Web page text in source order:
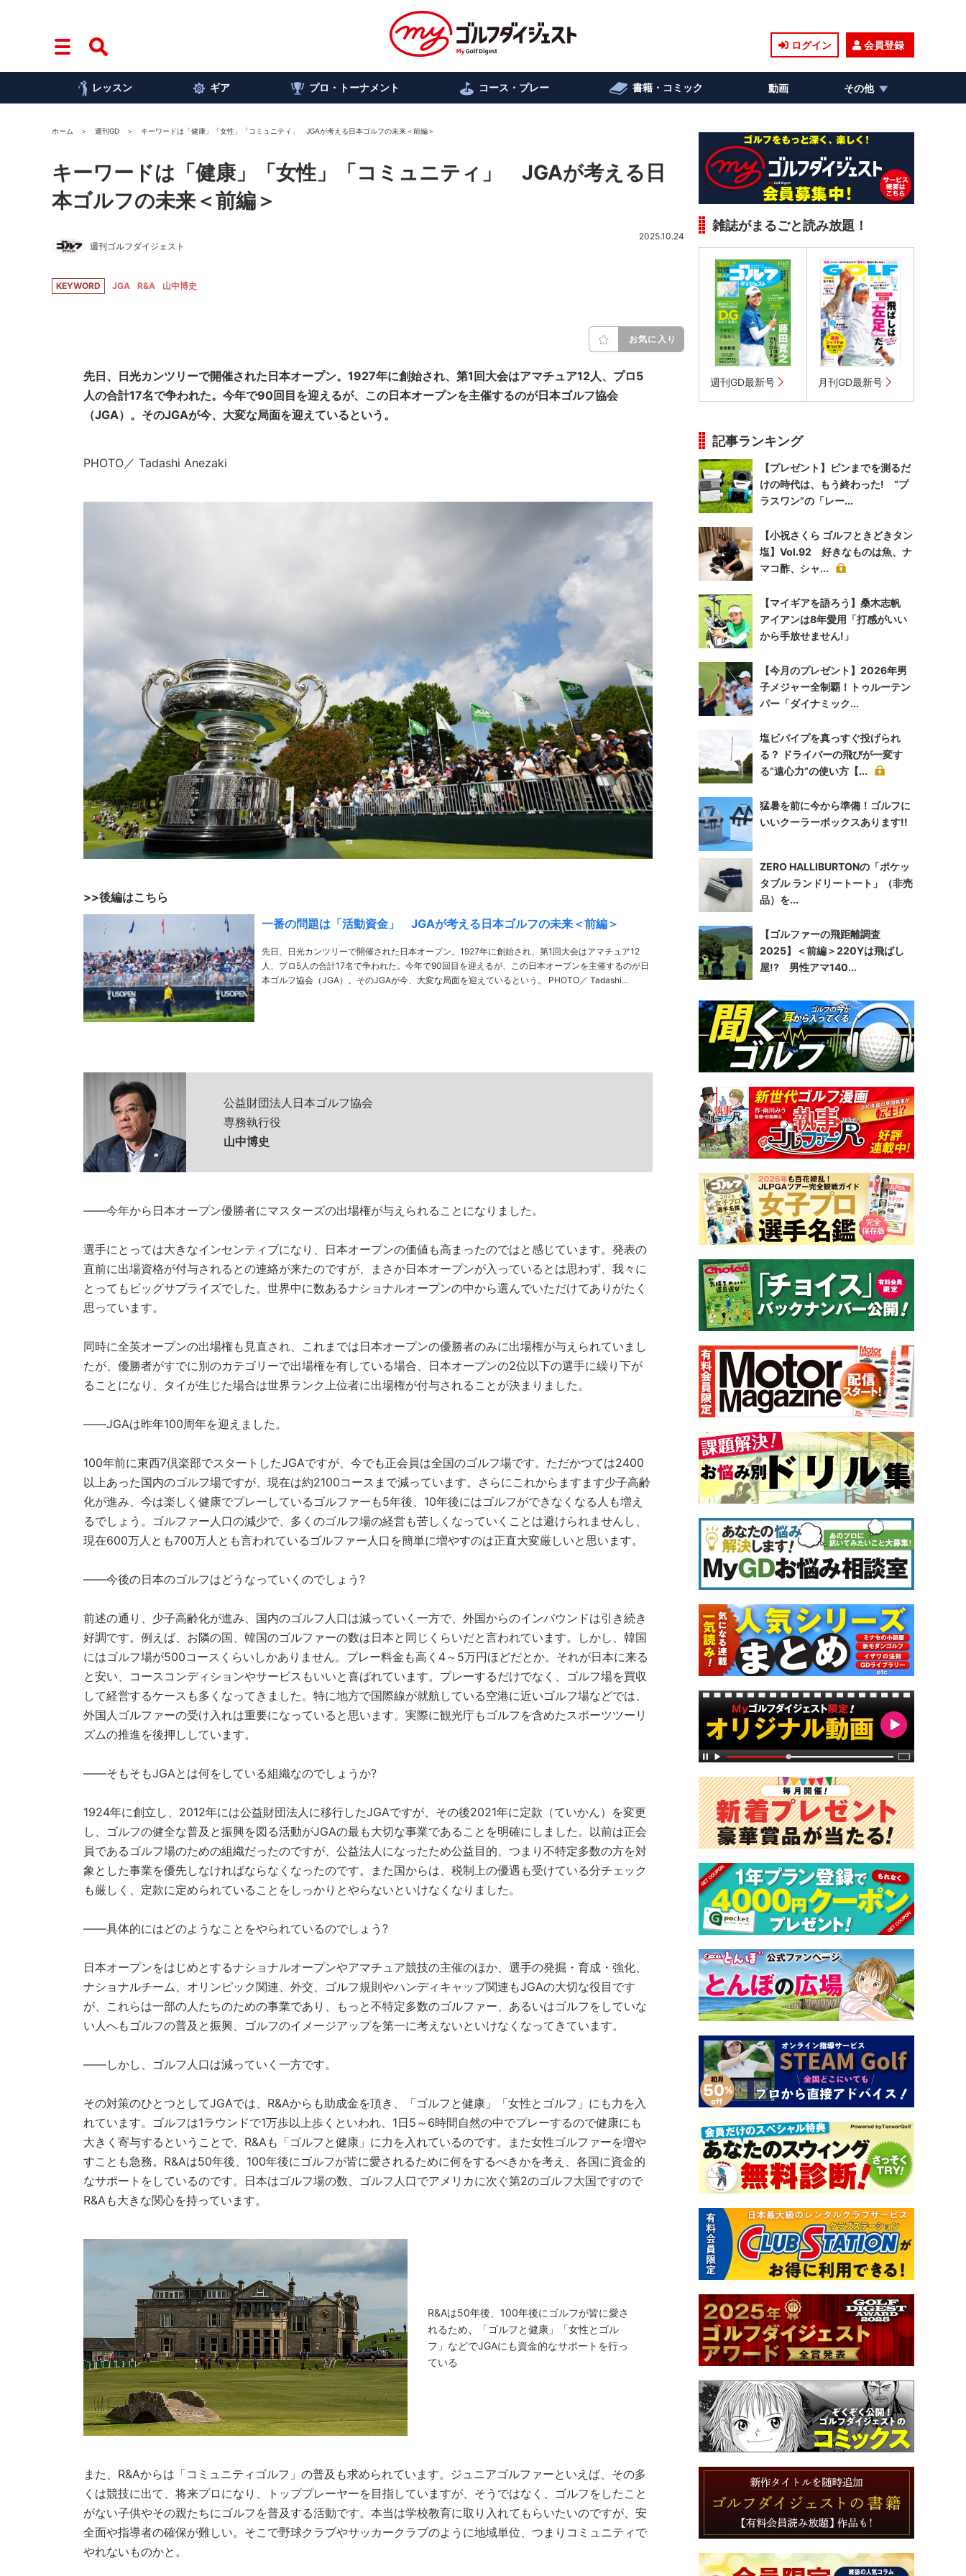
ログイン 会員登録
レッスン ギア プロ・トーナメント コース・プレー 書籍・コミック 動画 その他
ホーム 週刊GD キーワードは「健康」「女性」「コミュニティ」 JGAが考える日本ゴルフの未来＜前編＞
キーワードは「健康」「女性」「コミュニティ」 JGAが考える日
本ゴルフの未来＜前編＞
週刊ゴルフダイジェスト
2025.10.24
KEYWORD JGA R&A 山中博史
お気に入り
先日、日光カンツリーで開催された日本オープン。1927年に創始され、第1回大会はアマチュア12人、プロ5
人の合計17名で争われた。今年で90回目を迎えるが、この日本オープンを主催するのが日本ゴルフ協会
（JGA）。そのJGAが今、大変な局面を迎えているという。
PHOTO／ Tadashi Anezaki
>>後編はこちら
一番の問題は「活動資金」 JGAが考える日本ゴルフの未来＜前編＞
先日、日光カンツリーで開催された日本オープン。1927年に創始され、第1回大会はアマチュア12
人、プロ5人の合計17名で争われた。今年で90回目を迎えるが、この日本オープンを主催するのが日
本ゴルフ協会（JGA）。そのJGAが今、大変な局面を迎えているという。 PHOTO／ Tadashi
公益財団法人日本ゴルフ協会
専務執行役
山中博史
——今年から日本オープン優勝者にマスターズの出場権が与えられることになりました。
選手にとっては大きなインセンティブになり、日本オープンの価値も高まったのではと感じています。発表の
直前に出場資格が付与されるとの連絡が来たのですが、まさか日本オープンが入っているとは思わず、我々に
とってもビッグサプライズでした。世界中に数あるナショナルオープンの中から選んでいただけてありがたく
思っています。
同時に全英オープンの出場権も見直され、これまでは日本オープンの優勝者のみに出場権が与えられていまし
たが、優勝者がすでに別のカテゴリーで出場権を有している場合、日本オープンの2位以下の選手に繰り下が
ることになり、タイが生じた場合は世界ランク上位者に出場権が付与されることが決まりました。
——JGAは昨年100周年を迎えました。
100年前に東西7倶楽部でスタートしたJGAですが、今でも正会員は全国のゴルフ場です。ただかつては2400
以上あった国内のゴルフ場ですが、現在は約2100コースまで減っています。さらにこれからますます少子高齢
化が進み、今は楽しく健康でプレーしているゴルファーも5年後、10年後にはゴルフができなくなる人も増え
るでしょう。ゴルファー人口の減少で、多くのゴルフ場の経営も苦しくなっていくことは避けられませんし、
現在600万人とも700万人とも言われているゴルファー人口を簡単に増やすのは正直大変厳しいと思います。
――今後の日本のゴルフはどうなっていくのでしょう?
前述の通り、少子高齢化が進み、国内のゴルフ人口は減っていく一方で、外国からのインバウンドは引き続き
好調です。例えば、お隣の国、韓国のゴルファーの数は日本と同じくらいだと言われています。しかし、韓国
にはゴルフ場が500コースくらいしかありません。プレー料金も高く4～5万円ほどだとか。それが日本に来る
と安い、コースコンディションやサービスもいいと喜ばれています。プレーするだけでなく、ゴルフ場を買収
して経営するケースも多くなってきました。特に地方で国際線が就航している空港に近いゴルフ場などでは、
外国人ゴルファーの受け入れは重要になっていると思います。実際に観光庁もゴルフを含めたスポーツツーリ
ズムの推進を後押ししています。
——そもそもJGAとは何をしている組織なのでしょうか?
1924年に創立し、2012年には公益財団法人に移行したJGAですが、その後2021年に定款（ていかん）を変更
し、ゴルフの健全な普及と振興を図る活動がJGAの最も大切な事業であることを明確にしました。以前は正会
員であるゴルフ場のための組織だったのですが、公益法人になったため公益目的、つまり不特定多数の方を対
象とした事業を優先しなければならなくなったのです。また国からは、税制上の優遇も受けている分チェック
も厳しく、定款に定められていることをしっかりとやらないといけなくなりました。
——具体的にはどのようなことをやられているのでしょう?
日本オープンをはじめとするナショナルオープンやアマチュア競技の主催のほか、選手の発掘・育成・強化、
ナショナルチーム、オリンピック関連、外交、ゴルフ規則やハンディキャップ関連もJGAの大切な役目です
が、これらは一部の人たちのための事業であり、もっと不特定多数のゴルファー、あるいはゴルフをしていな
い人へもゴルフの普及と振興、ゴルフのイメージアップを第一に考えないといけなくなってきています。
——しかし、ゴルフ人口は減っていく一方です。
その対策のひとつとしてJGAでは、R&Aからも助成金を頂き、「ゴルフと健康」「女性とゴルフ」にも力を入
れています。ゴルフは1ラウンドで1万歩以上歩くといわれ、1日5～6時間自然の中でプレーするので健康にも
大きく寄与するということで、R&Aも「ゴルフと健康」に力を入れているのです。また女性ゴルファーを増や
すことも急務。R&Aは50年後、100年後にゴルフが皆に愛されるために何をするべきかを考え、各国に資金的
なサポートをしているのです。日本はゴルフ場の数、ゴルフ人口でアメリカに次ぐ第2のゴルフ大国ですので
R&Aも大きな関心を持っています。
R&Aは50年後、100年後にゴルフが皆に愛さ
れるため、「ゴルフと健康」「女性とゴル
フ」などでJGAにも資金的なサポートを行っ
ている
また、R&Aからは「コミュニティゴルフ」の普及も求められています。ジュニアゴルファーといえば、その多
くは競技に出て、将来プロになり、トッププレーヤーを目指していますが、そうではなく、ゴルフをしたこと
がない子供やその親たちにゴルフを普及する活動です。本当は学校教育に取り入れてもらいたいのですが、安
全面や指導者の確保が難しい。そこで野球クラブやサッカークラブのように地域単位、つまりコミュニティで
やれないものかと。
雑誌がまるごと読み放題！
週刊GD最新号 月刊GD最新号
記事ランキング
【プレゼント】ピンまでを測るだ
けの時代は、もう終わった! “プ
ラスワン”の「レー...
【小祝さくら ゴルフときどきタン
塩】Vol.92 好きなものは魚、ナ
マコ酢、シャ...
【マイギアを語ろう】桑木志帆
アイアンは8年愛用「打感がいい
から手放せません!」
【今月のプレゼント】2026年男
子メジャー全制覇！トゥルーテン
パー「ダイナミック...
塩ビパイプを真っすぐ投げられ
る？ ドライバーの飛びが一変す
る“遠心力”の使い方【...
猛暑を前に今から準備！ゴルフに
いいクーラーボックスあります!!
ZERO HALLIBURTONの「ポケッ
タブル ランドリートート」（非売
品）を...
【ゴルファーの飛距離調査
2025】＜前編＞220Yは飛ばし
屋!? 男性アマ140...